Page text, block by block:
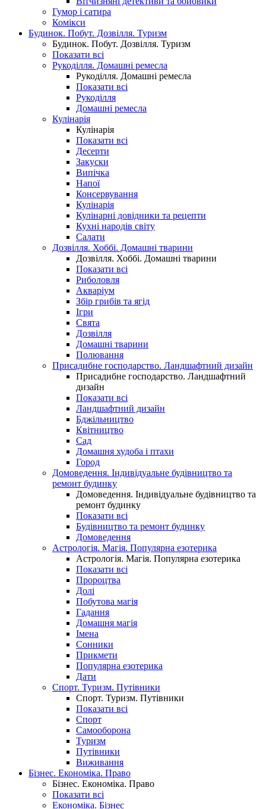
Гумор і сатира
Комікси
Будинок. Побут. Дозвілля. Туризм
Будинок. Побут. Дозвілля. Туризм
Показати всі
Рукоділля. Домашні ремесла
Рукоділля. Домашні ремесла
Показати всі
Рукоділля
Домашні ремесла
Кулінарія
Кулінарія
Показати всі
Десерти
Закуски
Випічка
Напої
Консервування
Кулінарія
Кулінарні довідники та рецепти
Кухні народів світу
Салати
Дозвілля. Хоббі. Домашні тварини
Дозвілля. Хоббі. Домашні тварини
Показати всі
Риболовля
Акваріум
Збір грибів та ягід
Ігри
Свята
Дозвілля
Домашні тварини
Полювання
Присадибне господарство. Ландшафтний дизайн
Присадибне господарство. Ландшафтний
дизайн
Показати всі
Ландшафтний дизайн
Бджільництво
Квітництво
Сад
Домашня худоба і птахи
Город
Домоведення. Індивідуальне будівництво та
ремонт будинку
Домоведення. Індивідуальне будівництво та
ремонт будинку
Показати всі
Будівництво та ремонт будинку
Домоведення
Астрологія. Магія. Популярна езотерика
Астрологія. Магія. Популярна езотерика
Показати всі
Пророцтва
Долі
Побутова магія
Гадання
Домашня магія
Імена
Сонники
Прикмети
Популярна езотерика
Дати
Спорт. Туризм. Путівники
Спорт. Туризм. Путівники
Показати всі
Спорт
Самооборона
Туризм
Путівники
Виживання
Бізнес. Економіка. Право
Бізнес. Економіка. Право
Показати всі
Економіка. Бізнес